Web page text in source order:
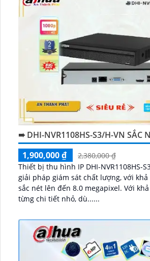
➠ DHI-NVR1108HS-S3/H-VN SẮC
1,900,000 ₫
2,380,000 ₫
Thiết bị thu hình IP DHI-NVR1108HS-
giải pháp giám sát chất lượng, với
sắc nét lên đến 8.0 megapixel. Với khả năng quan sát
từng chi tiết nhỏ, dù......